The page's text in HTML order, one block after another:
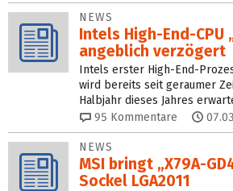
NEWS
Intels High-End-CPU
angeblich verzögert
Intels erster High-End-
wird bereits seit geraumer
Halbjahr dieses Jahres
95 Kommentare
NEWS
MSI bringt „X79A-
Sockel LGA2011